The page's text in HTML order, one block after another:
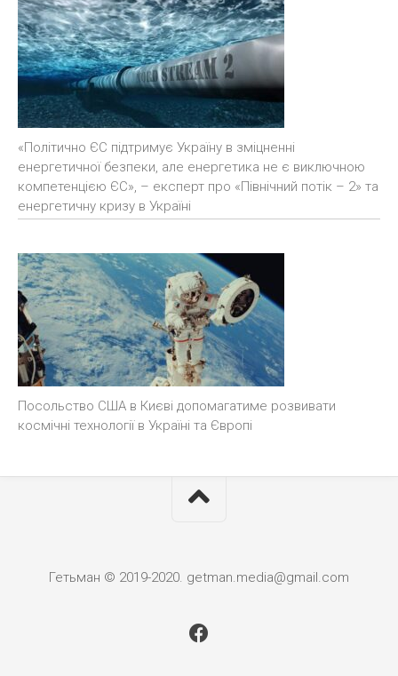
«Політично ЄС підтримує Україну в зміцненні
енергетичної безпеки, але енергетика не є виключною
компетенцією ЄС», – експерт про «Північний потік – 2» та
енергетичну кризу в Україні
Посольство США в Києві допомагатиме розвивати
космічні технології в Україні та Європі
Гетьман © 2019-2020. getman.media@gmail.com